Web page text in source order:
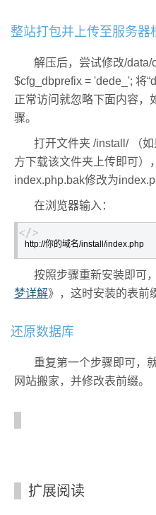
整站打包并上传至服务器
解压后，尝试修改/data/
$cfg_dbprefix = 'dede_'; 将
正常访问就忽略下面内容，
骤。
打开文件夹 /install/ （如
方下载该文件夹上传即可）
index.php.bak修改为
在浏览器输入：
http://你的域名/install/index.php
按照步骤重新安装即可
梦详解》，这时安装的表前
还原数据库
重复第一个步骤即可，就
网站搬家，并修改表前缀。
扩展阅读